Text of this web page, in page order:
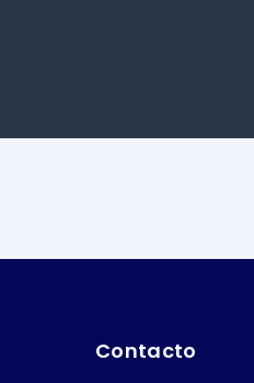
Contacto